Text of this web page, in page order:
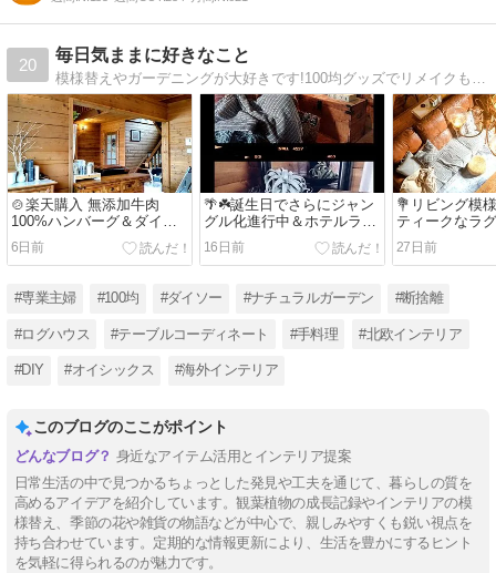
20
毎日気ままに好きなこと
🍲楽天購入 無添加牛肉
100%ハンバーグ＆ダイソ
ーのシンプル収納🧺
6日前
🌴☘️誕生日でさらにジャン
グル化進行中＆ホテルライ
クな香り☘️🌴
16日前
💐リビング模
ティークなラ
ら隠し💐
27日前
#専業主婦 #100均 #ダイソー #ナチュラルガーデン #断捨離
#ログハウス #テーブルコーディネート #手料理 #北欧インテリア
#DIY #オイシックス #海外インテリア
このブログのここがポイント
身近なアイテム活用とインテリア提案
日常生活の中で見つかるちょっとした発見や工夫を通じて、暮らしの質を
高めるアイデアを紹介しています。観葉植物の成長記録やインテリアの模
様替え、季節の花や雑貨の物語などが中心で、親しみやすくも鋭い視点を
持ち合わせています。定期的な情報更新により、生活を豊かにするヒント
を気軽に得られるのが魅力です。